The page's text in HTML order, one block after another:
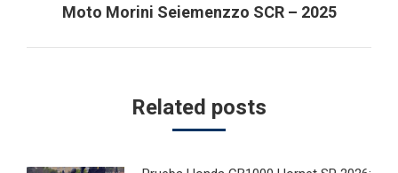
Next
Moto Morini Seiemenzzo SCR – 2025
Related posts